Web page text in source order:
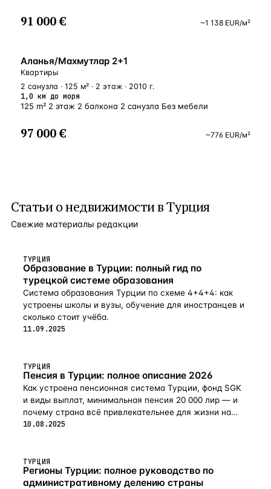
91 000 € ~1 138 EUR/м²
БЛИЗКО К МОРЮ
Аланья/Махмутлар 2+1
Квартиры
2 санузла · 125 м² · 2 этаж · 2010 г.
1,0 км до моря
125 m² 2 этаж 2 балкона 2 санузла Без мебели
97 000 € ~776 EUR/м²
Статьи онедвижимости в Турция
Свежие материалы редакции
ТУРЦИЯ
Образование в Турции: полный гид по
турецкой системе образования
Система образования Турции по схеме 4+4+4: как
устроены школы и вузы, обучение для иностранцев и
сколько стоит учёба.
11.09.2025
ТУРЦИЯ
Пенсия в Турции: полное описание 2026
Как устроена пенсионная система Турции, фонд SGK
и виды выплат, минимальная пенсия 20 000 лир — и
почему страна всё привлекательнее для жизни на
пенсии в 2026-м.
10.08.2025
ТУРЦИЯ
Регионы Турции: полное руководство по
административному делению страны